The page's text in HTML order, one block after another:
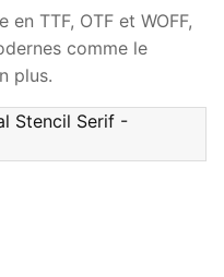
TTF, OTF et WOFF,
comme le
plus.